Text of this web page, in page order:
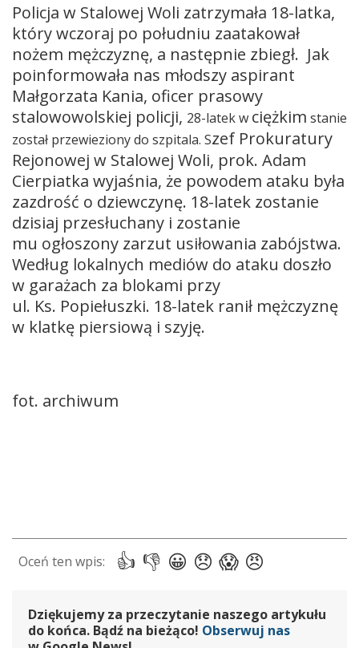
Policja w Stalowej Woli zatrzymała 18-latka,
który wczoraj po południu zaatakował
nożem mężczyznę, a następnie zbiegł. Jak
poinformowała nas młodszy aspirant
Małgorzata Kania, oficer prasowy
stalowowolskiej policji, 28-latek w ciężkim stanie
został przewieziony do szpitala. Szef Prokuratury
Rejonowej w Stalowej Woli, prok. Adam
Cierpiatka wyjaśnia, że powodem ataku była
zazdrość o dziewczynę. 18-latek zostanie
dzisiaj przesłuchany i zostanie
mu ogłoszony zarzut usiłowania zabójstwa.
Według lokalnych mediów do ataku doszło
w garażach za blokami przy
ul. Ks. Popiełuszki. 18-latek ranił mężczyznę
w klatkę piersiową i szyję.
fot. archiwum
Dziękujemy za przeczytanie naszego artykułu
do końca. Bądź na bieżąco! Obserwuj nas